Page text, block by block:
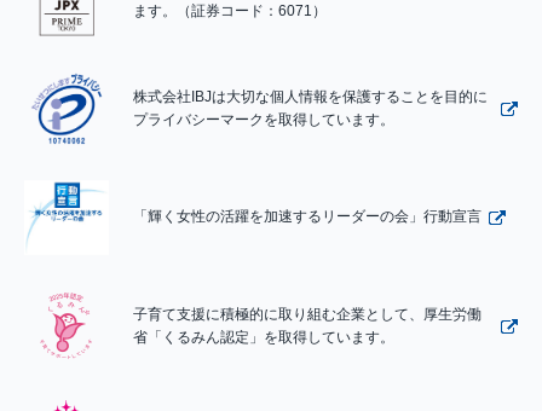
ます。（証券コード：6071）
株式会社IBJは大切な個人情報を保護することを目的に
プライバシーマークを取得しています。
「輝く女性の活躍を加速するリーダーの会」行動宣言
子育て支援に積極的に取り組む企業として、厚生労働
省「くるみん認定」を取得しています。